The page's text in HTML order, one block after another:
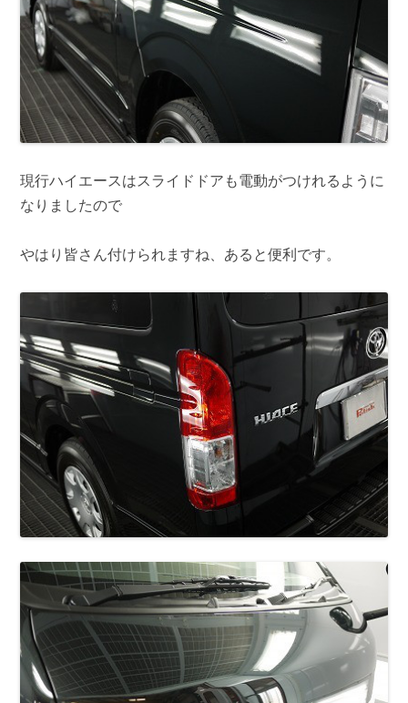
現行ハイエースはスライドドアも電動がつけれるように
なりましたので
やはり皆さん付けられますね、あると便利です。